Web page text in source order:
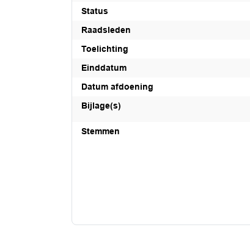
Status
Raadsleden
Toelichting
Einddatum
Datum afdoening
Bijlage(s)
Stemmen